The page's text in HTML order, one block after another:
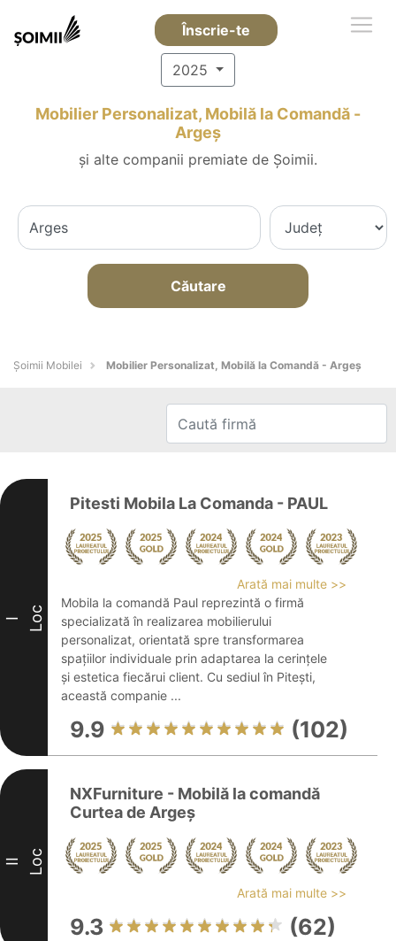
Înscrie-te
2025
Mobilier Personalizat, Mobilă la Comandă -
Argeş
și alte companii premiate de Șoimii.
Căutare
Șoimii Mobilei Mobilier Personalizat, Mobilă la Comandă - Argeş
I Loc
Pitesti Mobila La Comanda - PAUL
Arată mai multe >>
Mobila la comandă Paul reprezintă o firmă
specializată în realizarea mobilierului
personalizat, orientată spre transformarea
spațiilor individuale prin adaptarea la cerințele
și estetica fiecărui client. Cu sediul în Pitești,
această companie ...
9.9 (102)
II Loc
NXFurniture - Mobilă la comandă
Curtea de Argeș
Arată mai multe >>
9.3 (62)